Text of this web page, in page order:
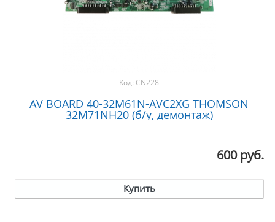
Код: CN228
AV BOARD 40-32M61N-AVC2XG THOMSON
32M71NH20 (б/у, демонтаж)
600 руб.
Купить